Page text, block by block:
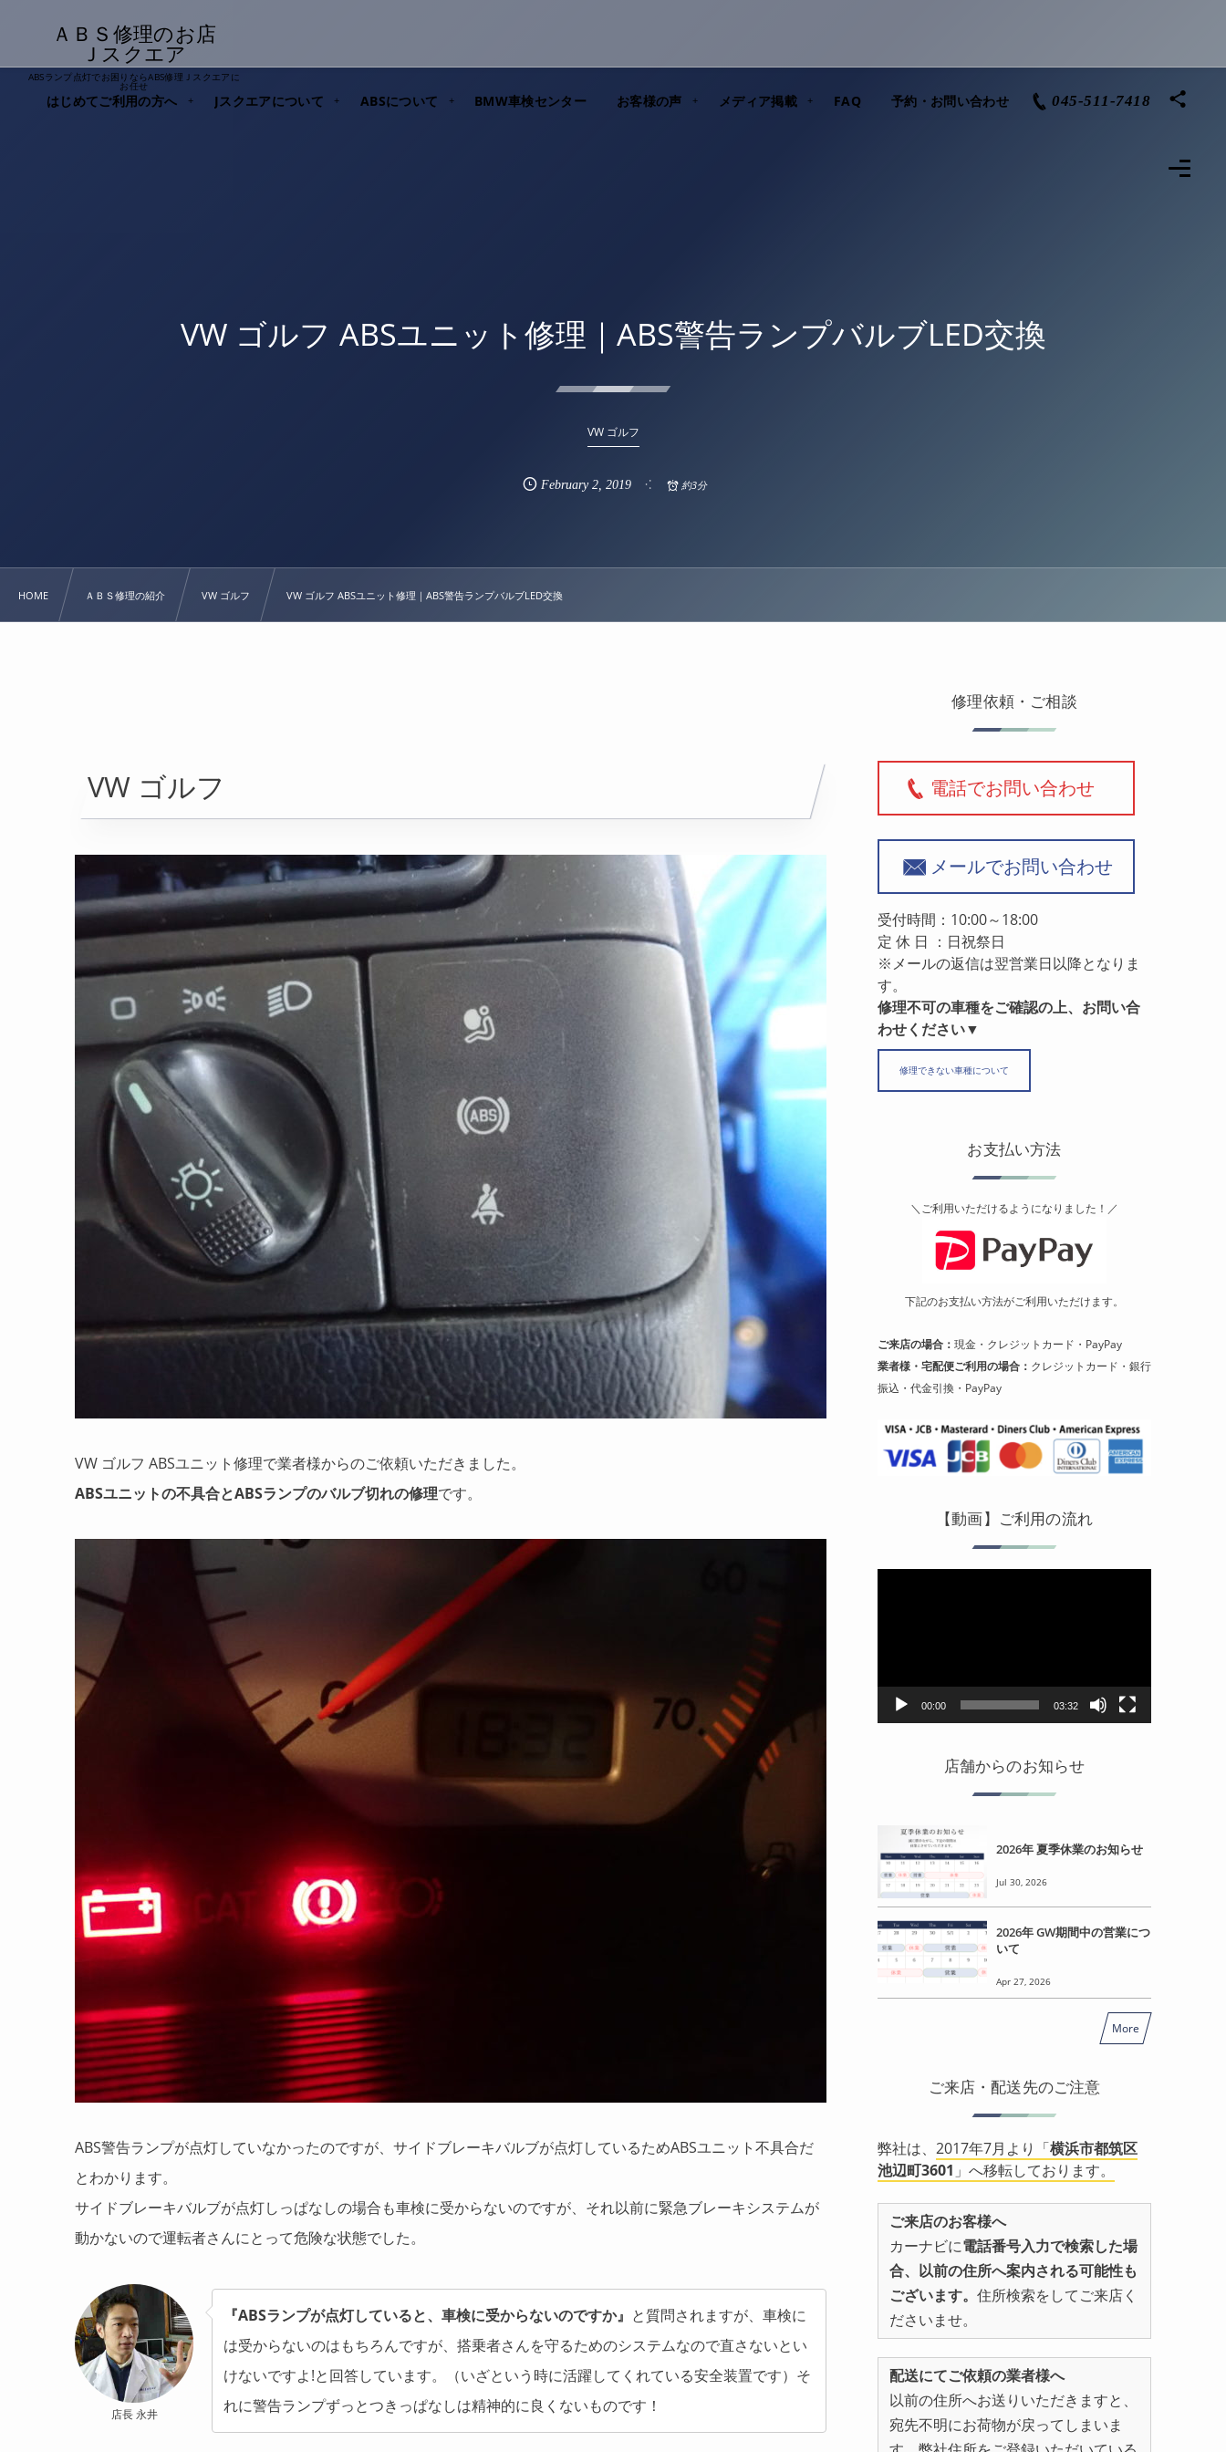
ＡＢＳ修理のお店
Ｊスクエア
ABSランプ点灯でお困りならABS修理Ｊスクエアに
お任せ
はじめてご利用の方へ Jスクエアについて ABSについて BMW車検センター お客様の声 メディア掲載 FAQ 予約・お問い合わせ 045-511-7418
VW ゴルフ ABSユニット修理｜ABS警告ランプバルブLED交換
VW ゴルフ
February 2, 2019 約3分
HOME ＡＢＳ修理の紹介 VW ゴルフ VW ゴルフ ABSユニット修理｜ABS警告ランプバルブLED交換
VW ゴルフ
VW ゴルフ ABSユニット修理で業者様からのご依頼いただきました。
ABSユニットの不具合とABSランプのバルブ切れの修理です。
ABS警告ランプが点灯していなかったのですが、サイドブレーキバルブが点灯しているためABSユニット不具合だ
とわかります。
サイドブレーキバルブが点灯しっぱなしの場合も車検に受からないのですが、それ以前に緊急ブレーキシステムが
動かないので運転者さんにとって危険な状態でした。
店長 永井
『ABSランプが点灯していると、車検に受からないのですか』 と質問されますが、車検に
は受からないのはもちろんですが、搭乗者さんを守るためのシステムなので直さないとい
けないですよ!と回答しています。（いざという時に活躍してくれている安全装置です）そ
れに警告ランプずっとつきっぱなしは精神的に良くないものです！
修理依頼・ご相談
電話でお問い合わせ
メールでお問い合わせ
受付時間：10:00～18:00
定 休 日 ：日祝祭日
※メールの返信は翌営業日以降となりま
す。
修理不可の車種をご確認の上、お問い合
わせください▼
修理できない車種について
お支払い方法
＼ご利用いただけるようになりました！／
下記のお支払い方法がご利用いただけます。
ご来店の場合： 現金・クレジットカード・PayPay
業者様・宅配便ご利用の場合： クレジットカード・銀行
振込・代金引換・PayPay
【動画】ご利用の流れ
00:00 03:32
店舗からのお知らせ
2026年 夏季休業のお知らせ
Jul 30, 2026
2026年 GW期間中の営業につ
いて
Apr 27, 2026
More
ご来店・配送先のご注意
弊社は、 2017年7月より「横浜市都筑区
池辺町3601 」へ移転しております。
ご来店のお客様へ
カーナビに電話番号入力で検索した場
合、以前の住所へ案内される可能性も
ございます。 住所検索をしてご来店く
ださいませ。
配送にてご依頼の業者様へ
以前の住所へお送りいただきますと、
宛先不明にお荷物が戻ってしまいま